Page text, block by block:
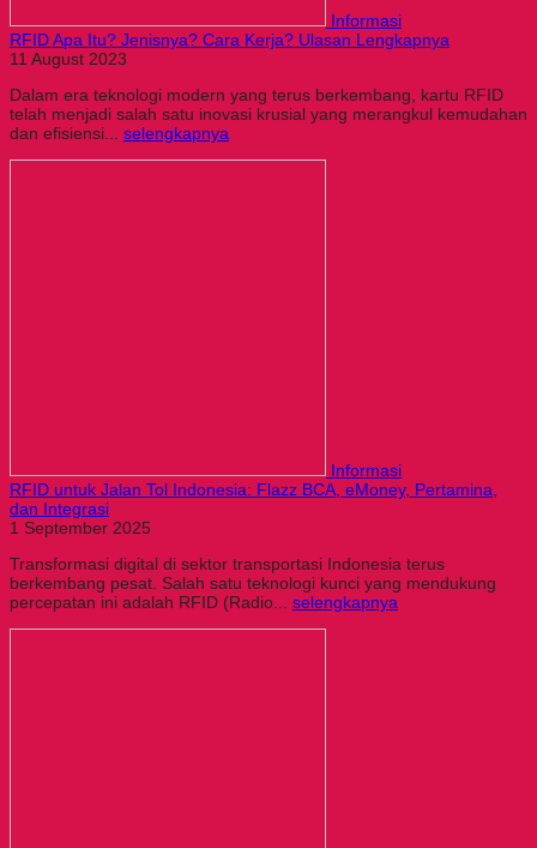
Informasi
RFID Apa Itu? Jenisnya? Cara Kerja? Ulasan Lengkapnya
11 August 2023
Dalam era teknologi modern yang terus berkembang, kartu RFID
telah menjadi salah satu inovasi krusial yang merangkul kemudahan
dan efisiensi... selengkapnya
Informasi
RFID untuk Jalan Tol Indonesia: Flazz BCA, eMoney, Pertamina,
dan Integrasi
1 September 2025
Transformasi digital di sektor transportasi Indonesia terus
berkembang pesat. Salah satu teknologi kunci yang mendukung
percepatan ini adalah RFID (Radio... selengkapnya